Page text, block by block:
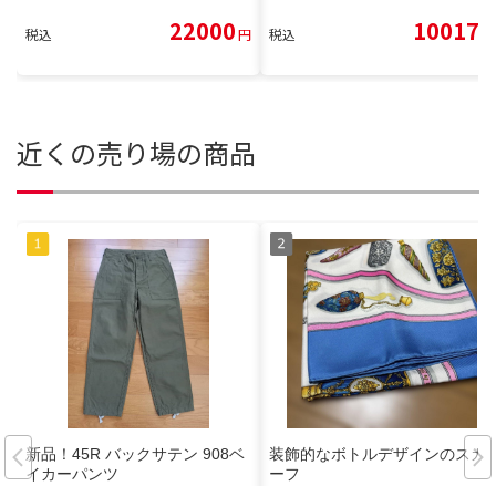
税込 22000円 税込 10017
近くの売り場の商品
新品！45R バックサテン 908ベ
イカーパンツ
装飾的なボトルデザインのスカ
ーフ